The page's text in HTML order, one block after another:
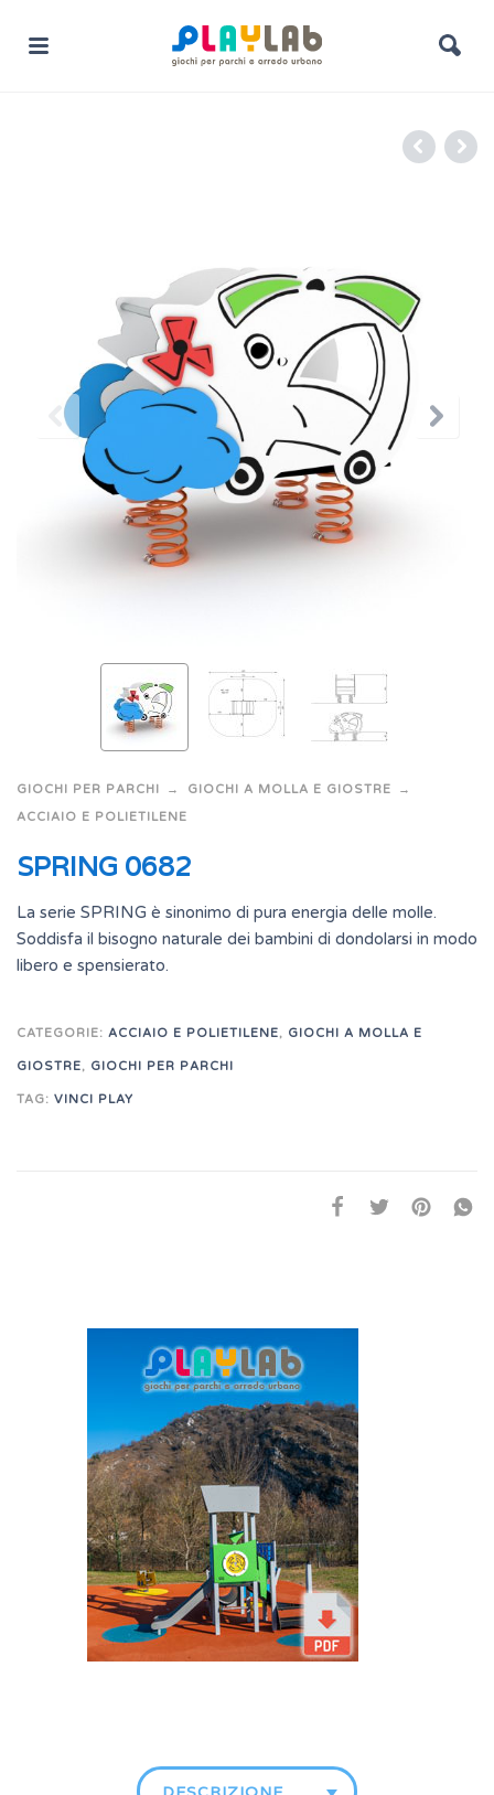
GIOCHI PER PARCHI
GIOCHI A MOLLA E GIOSTRE
ACCIAIO E POLIETILENE
SPRING 0682
La serie SPRING è sinonimo di pura energia delle molle.
Soddisfa il bisogno naturale dei bambini di dondolarsi in modo
libero e spensierato.
CATEGORIE: ACCIAIO E POLIETILENE, GIOCHI A MOLLA E
GIOSTRE, GIOCHI PER PARCHI
TAG: VINCI PLAY